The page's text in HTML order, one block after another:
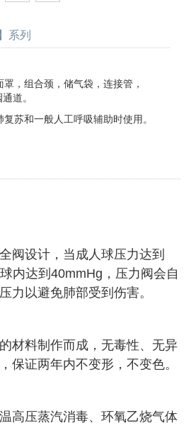
系列
，组合颈，储气袋，连接管，
。
苏和一般人工呼吸辅助时使用。
阀设计，当成人球压力达到
内达到40mmHg，压力阀会自
力以避免肺部受到伤害。
材料制作而成，无毒性、无异
保证两年内不变形，不变色。
高压蒸汽消毒、环氧乙烧气体